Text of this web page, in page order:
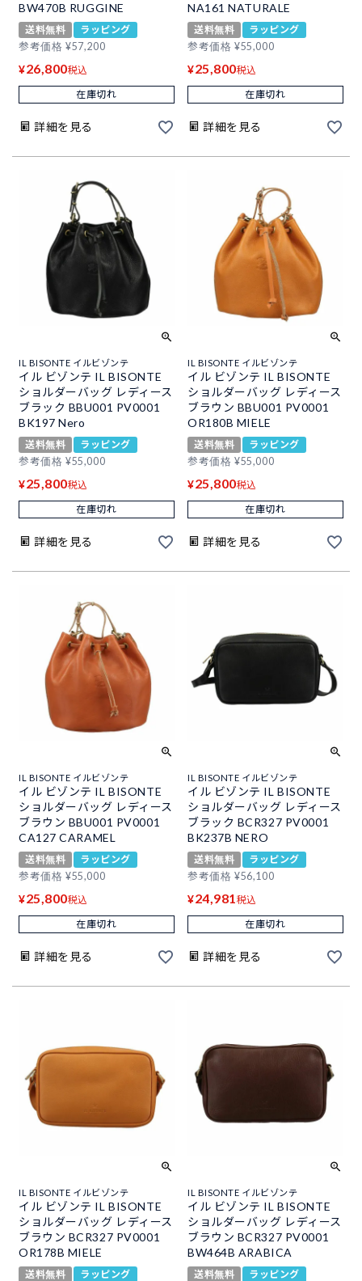
BW470B RUGGINE
送料無料
ラッピング
参考価格 ¥57,200
¥26,800税込
在庫切れ
詳細を見る
NA161 NATURALE
送料無料
ラッピング
参考価格 ¥55,000
¥25,800税込
在庫切れ
詳細を見る
IL BISONTE イルビゾンテ
イル ビゾンテ IL BISONTE
ショルダーバッグ レディース
ブラック BBU001 PV0001
BK197 Nero
送料無料
ラッピング
参考価格 ¥55,000
¥25,800税込
在庫切れ
詳細を見る
IL BISONTE イルビゾンテ
イル ビゾンテ IL BISONTE
ショルダーバッグ レディース
ブラウン BBU001 PV0001
OR180B MIELE
送料無料
ラッピング
参考価格 ¥55,000
¥25,800税込
在庫切れ
詳細を見る
IL BISONTE イルビゾンテ
イル ビゾンテ IL BISONTE
ショルダーバッグ レディース
ブラウン BBU001 PV0001
CA127 CARAMEL
送料無料
ラッピング
参考価格 ¥55,000
¥25,800税込
在庫切れ
詳細を見る
IL BISONTE イルビゾンテ
イル ビゾンテ IL BISONTE
ショルダーバッグ レディース
ブラック BCR327 PV0001
BK237B NERO
送料無料
ラッピング
参考価格 ¥56,100
¥24,981税込
在庫切れ
詳細を見る
IL BISONTE イルビゾンテ
イル ビゾンテ IL BISONTE
ショルダーバッグ レディース
ブラウン BCR327 PV0001
OR178B MIELE
送料無料
ラッピング
IL BISONTE イルビゾンテ
イル ビゾンテ IL BISONTE
ショルダーバッグ レディース
ブラウン BCR327 PV0001
BW464B ARABICA
送料無料
ラッピング